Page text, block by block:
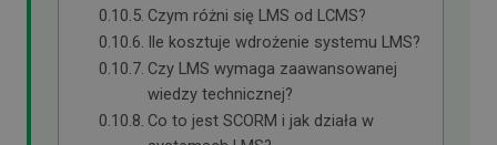
Czym różni się LMS od LCMS?
Ile kosztuje wdrożenie systemu LMS?
Czy LMS wymaga zaawansowanej
wiedzy technicznej?
Co to jest SCORM i jak działa w